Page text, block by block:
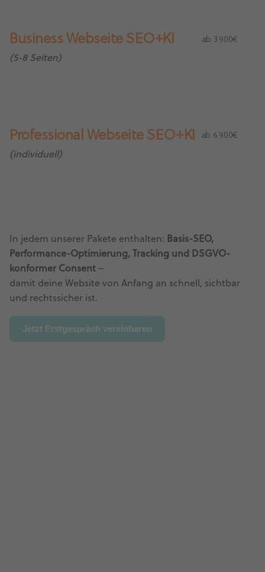
Business Webseite SEO+KI ab 3.900€
(5-8 Seiten)
Professional Webseite SEO+KI ab 6.900€
(individuell)
In jedem unserer Pakete enthalten: Basis-SEO,
Performance-Optimierung, Tracking und DSGVO-
konformer Consent –
damit deine Website von Anfang an schnell, sichtbar
und rechtssicher ist.
Jetzt Erstgespräch vereinbaren